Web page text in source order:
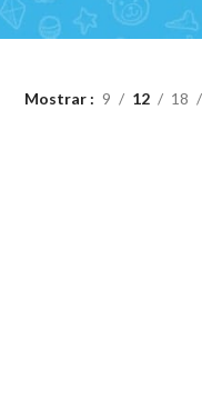
Mostrar 9 12 18